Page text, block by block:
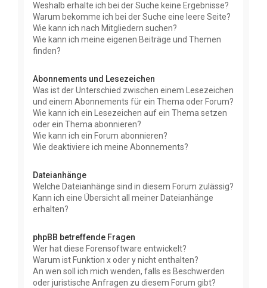
Weshalb erhalte ich bei der Suche keine Ergebnisse?
Warum bekomme ich bei der Suche eine leere Seite?
Wie kann ich nach Mitgliedern suchen?
Wie kann ich meine eigenen Beiträge und Themen
finden?
Abonnements und Lesezeichen
Was ist der Unterschied zwischen einem Lesezeichen
und einem Abonnements für ein Thema oder Forum?
Wie kann ich ein Lesezeichen auf ein Thema setzen
oder ein Thema abonnieren?
Wie kann ich ein Forum abonnieren?
Wie deaktiviere ich meine Abonnements?
Dateianhänge
Welche Dateianhänge sind in diesem Forum zulässig?
Kann ich eine Übersicht all meiner Dateianhänge
erhalten?
phpBB betreffende Fragen
Wer hat diese Forensoftware entwickelt?
Warum ist Funktion x oder y nicht enthalten?
An wen soll ich mich wenden, falls es Beschwerden
oder juristische Anfragen zu diesem Forum gibt?